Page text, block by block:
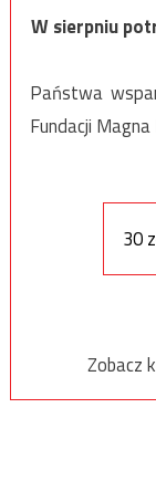
W sierpniu
Państwa
Fundacji
30
Zobacz